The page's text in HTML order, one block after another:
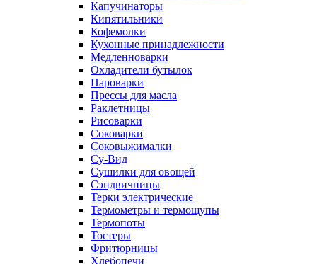
Капучинаторы
Кипятильники
Кофемолки
Кухонные принадлежности
Медленноварки
Охладители бутылок
Пароварки
Прессы для масла
Раклетницы
Рисоварки
Соковарки
Соковыжималки
Су-Вид
Сушилки для овощей
Сэндвичницы
Терки электрические
Термометры и термощупы
Термопоты
Тостеры
Фритюрницы
Хлебопечи